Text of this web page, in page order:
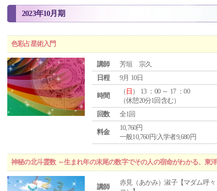
2023年10月期
色彩占星術入門
講師
芳垣 宗久
日程
9月 10日
時間
（ 日 ） 13 ：00 ～ 17 ：00
（休憩20分1回含む）
回数
全1回
料金
10,760円
一般10,760円/入学者9,680円
神秘の北斗霊数 ～生まれ年の末尾の数字でその人の宿命がわかる、東
講師
赤見（あかみ）淑子【マダム呼々